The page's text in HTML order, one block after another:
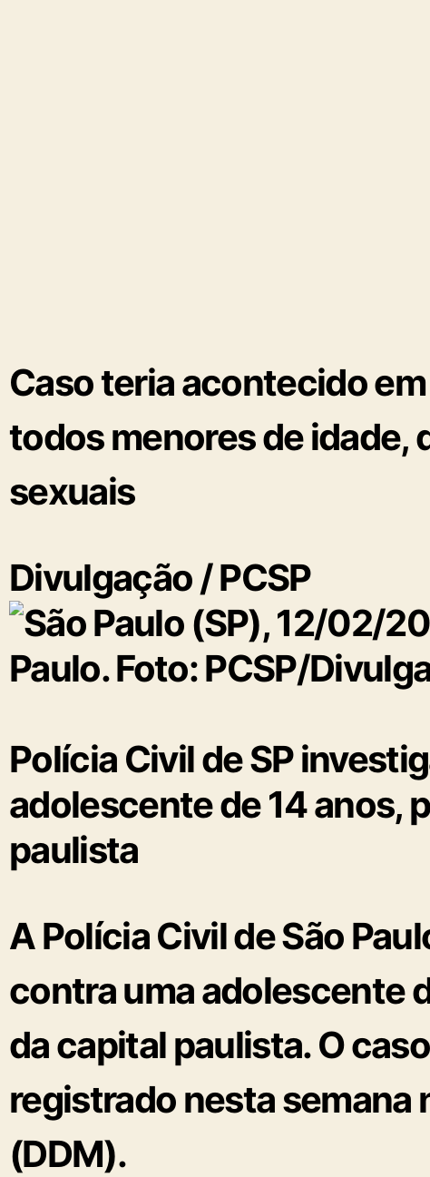
Caso teria acontecido
todos menores de idade,
sexuais
Divulgação / PCSP
Polícia Civil de SP
adolescente de 14 anos,
paulista
A Polícia Civil de São
contra uma adolescente
da capital paulista. O
registrado nesta semana
(DDM).